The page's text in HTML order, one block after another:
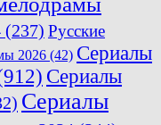
(237) Русские
2026 (42) Сериалы
Сериалы
Сериалы